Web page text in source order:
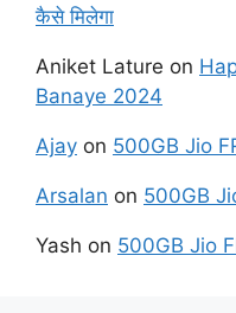
कैसे मिलेगा
Aniket Lature on
Banaye 2024
Ajay on 500GB Jio
Arsalan on 500GB
Yash on 500GB Jio